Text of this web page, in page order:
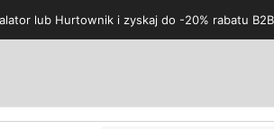
lub Hurtownik i zyskaj do -20% rabatu